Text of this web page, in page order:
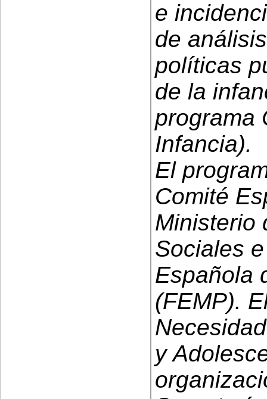
e
de
políticas
de la
programa
Infancia).
El
Comité
Ministerio
Sociales
Española
(FEMP).
y